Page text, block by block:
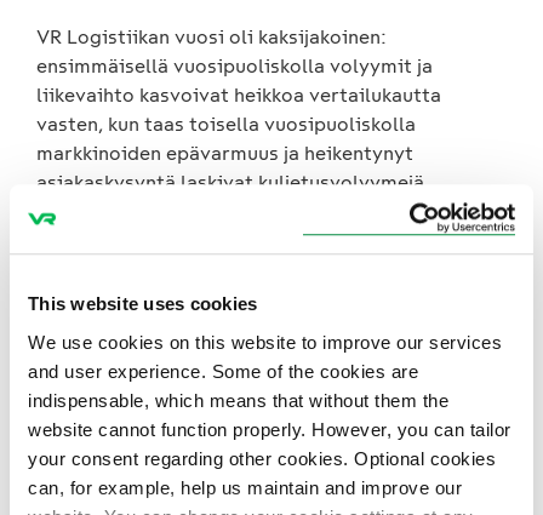
This website uses cookies
We use cookies on this website to improve our services
and user experience. Some of the cookies are
indispensable, which means that without them the
website cannot function properly. However, you can tailor
your consent regarding other cookies. Optional cookies
can, for example, help us maintain and improve our
VR Logistiikan vuosi oli kaksijakoinen:
ensimmäisellä vuosipuoliskolla volyymit ja
liikevaihto kasvoivat heikkoa vertailukautta
vasten, kun taas toisella vuosipuoliskolla
markkinoiden epävarmuus ja heikentynyt
asiakaskysyntä laskivat kuljetusvolyymejä
edellisvuodesta. Tästä huolimatta
tulosparannustoimenpiteet, uudistetut
toimintaympäristö paransivat
Jatkamme logistiikkapalveluidemme kehittämistä
vahvistamalla toimitusvarmuutta, tiivistämällä
asiakasyhteistyötä ja panostamalla
vähäpäästöisiin ratkaisuihin.
VR FleetCare ja UPM solmivat joulukuussa